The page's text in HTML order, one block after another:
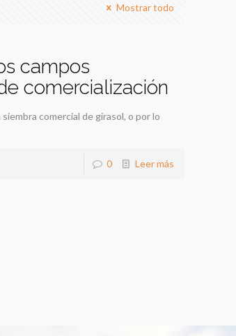
Mostrar todo
campos
comercialización
comercial de girasol, o por lo
0 Leer más